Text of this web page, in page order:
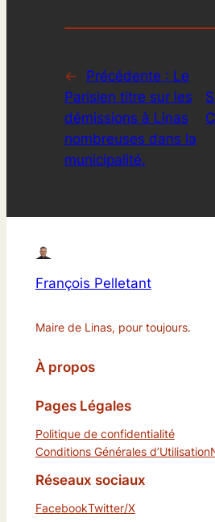
← Précédente : Le
Parisien titre sur les
démissions à Linas
nombreuses dans la
municipalité.
François Pelletant
Maire de Linas, pour toujours.
À propos
Pages Légales
Politique de confidentialité
Conditions Générales d’Utilisation
Réseaux sociaux
FacebookTwitter/X